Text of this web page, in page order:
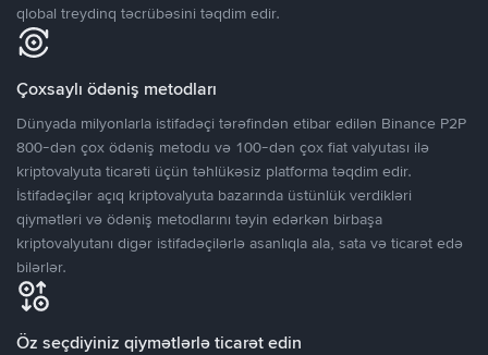
qlobal treydinq təcrübəsini təqdim edir.
Çoxsaylı ödəniş metodları
Dünyada milyonlarla istifadəçi tərəfindən etibar edilən Binance P2P
800-dən çox ödəniş metodu və 100-dən çox fiat valyutası ilə
kriptovalyuta ticarəti üçün təhlükəsiz platforma təqdim edir.
İstifadəçilər açıq kriptovalyuta bazarında üstünlük verdikləri
qiymətləri və ödəniş metodlarını təyin edərkən birbaşa
kriptovalyutanı digər istifadəçilərlə asanlıqla ala, sata və ticarət edə
bilərlər.
Öz seçdiyiniz qiymətlərlə ticarət edin